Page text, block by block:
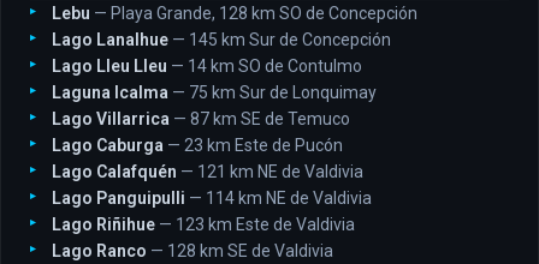
Lebu — Playa Grande, 128 km SO de Concepción
Lago Lanalhue — 145 km Sur de Concepción
Lago Lleu Lleu — 14 km SO de Contulmo
Laguna Icalma — 75 km Sur de Lonquimay
Lago Villarrica — 87 km SE de Temuco
Lago Caburga — 23 km Este de Pucón
Lago Calafquén — 121 km NE de Valdivia
Lago Panguipulli — 114 km NE de Valdivia
Lago Riñihue — 123 km Este de Valdivia
Lago Ranco — 128 km SE de Valdivia